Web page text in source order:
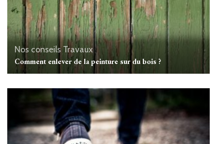
Nos conseils Travaux
Comment enlever de la peinture sur du bois ?